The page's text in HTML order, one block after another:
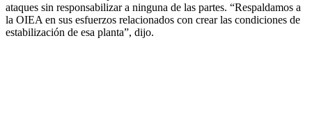
ataques sin responsabilizar a ninguna de las partes. “Respaldamos a
la OIEA en sus esfuerzos relacionados con crear las condiciones de
estabilización de esa planta”, dijo.